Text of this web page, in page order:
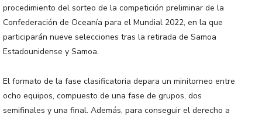
procedimiento del sorteo de la competición preliminar de la
Confederación de Oceanía para el Mundial 2022, en la que
participarán nueve selecciones tras la retirada de Samoa
Estadounidense y Samoa.
El formato de la fase clasificatoria depara un minitorneo entre
ocho equipos, compuesto de una fase de grupos, dos
semifinales y una final. Además, para conseguir el derecho a